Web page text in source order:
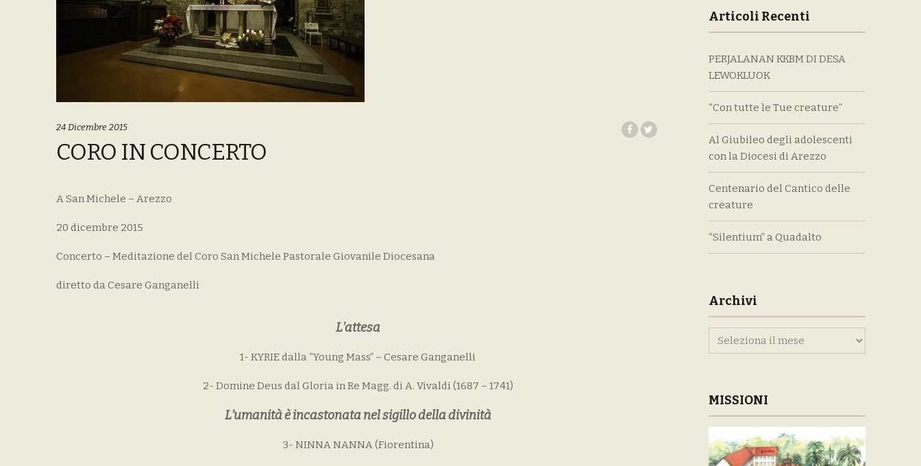
24 Dicembre 2015
CORO IN CONCERTO
A San Michele – Arezzo
20 dicembre 2015
Concerto – Meditazione del Coro San Michele Pastorale Giovanile Diocesana
diretto da Cesare Ganganelli
L’attesa
1- KYRIE dalla “Young Mass” – Cesare Ganganelli
2- Domine Deus dal Gloria in Re Magg. di A. Vivaldi (1687 – 1741)
L’umanità è incastonata nel sigillo della divinità
3- NINNA NANNA (Fiorentina)
Articoli Recenti
PERJALANAN KKBM DI DESA
LEWOKLUOK
“Con tutte le Tue creature”
Al Giubileo degli adolescenti
con la Diocesi di Arezzo
Centenario del Cantico delle
creature
“Silentium” a Quadalto
Archivi
Archivi
MISSIONI